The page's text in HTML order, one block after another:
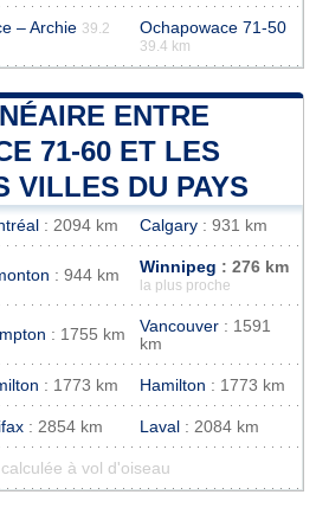
– Archie 39.2
Ochapowace 71-50
39.4 km
ENTRE
71-60 ET LES
VILLES DU PAYS
: 2094 km Calgary : 931 km
: 944 km Winnipeg : 276 km
la plus proche
: 1755 km Vancouver : 1591
km
: 1773 km Hamilton : 1773 km
: 2854 km Laval : 2084 km
à vol d'oiseau